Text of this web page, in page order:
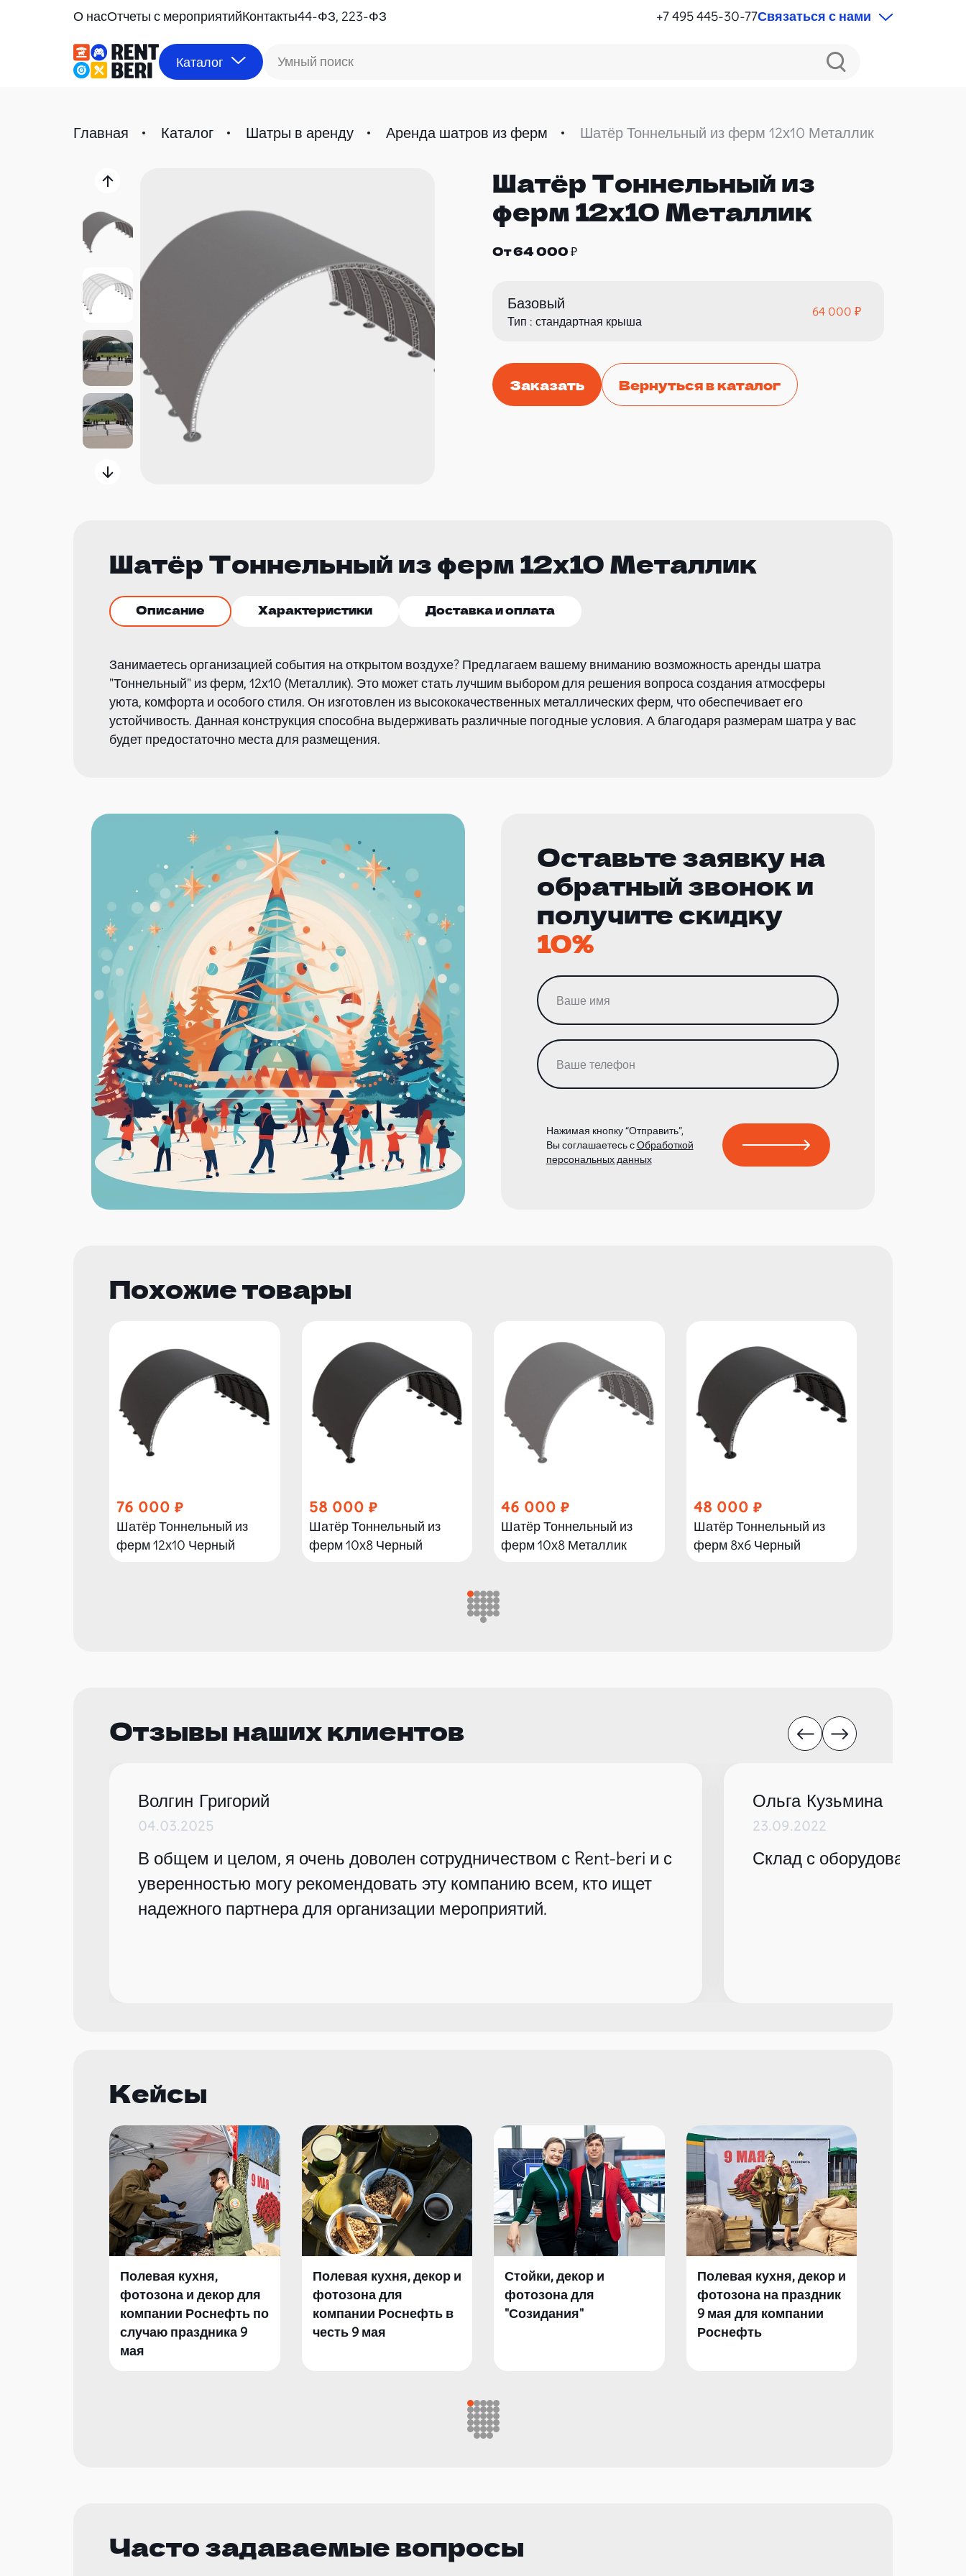
О насОтчеты с мероприятийКонтакты44-ФЗ, 223-ФЗ +7 495 445-30-77Связаться с нами
Каталог Умный поиск
Главная Каталог Шатры в аренду Аренда шатров из ферм Шатёр Тоннельный из ферм 12х10 Металлик
Шатёр Тоннельный из
ферм 12х10 Металлик
От 64 000 ₽
Базовый
Тип : стандартная крыша
64 000 ₽
Заказать Вернуться в каталог
Шатёр Тоннельный из ферм 12х10 Металлик
Описание Характеристики Доставка и оплата
Занимаетесь организацией события на открытом воздухе? Предлагаем вашему вниманию возможность аренды шатра
"Тоннельный" из ферм, 12х10 (Металлик). Это может стать лучшим выбором для решения вопроса создания атмосферы
уюта, комфорта и особого стиля. Он изготовлен из высококачественных металлических ферм, что обеспечивает его
устойчивость. Данная конструкция способна выдерживать различные погодные условия. А благодаря размерам шатра у вас
будет предостаточно места для размещения.
Оставьте заявку на
обратный звонок и
получите скидку
10%
Нажимая кнопку “Отправить”,
Вы соглашаетесь сОбработкой
персональных данных
Похожие товары
76 000
Шатёр Тоннельный из
ферм 12х10 Черный
58 000
Шатёр Тоннельный из
ферм 10х8 Черный
46 000
Шатёр Тоннельный из
ферм 10х8 Металлик
48 000
Шатёр Тоннельный из
ферм 8х6 Черный
Отзывы наших клиентов
Волгин Григорий
04.03.2025
В общем и целом, я очень доволен сотрудничеством с Rent-beri и с
уверенностью могу рекомендовать эту компанию всем, кто ищет
надежного партнера для организации мероприятий.
Ольга Кузьмина
23.09.2022
Склад с оборудованием
Кейсы
Полевая кухня,
фотозона и декор для
компании Роснефть по
случаю праздника 9
мая
Полевая кухня, декор и
фотозона для
компании Роснефть в
честь 9 мая
Стойки, декор и
фотозона для
"Созидания"
Полевая кухня, декор и
фотозона на праздник
9 мая для компании
Роснефть
Часто задаваемые вопросы